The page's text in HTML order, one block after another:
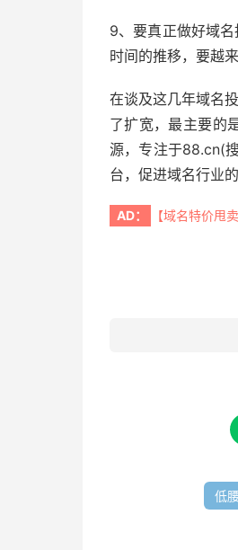
9、要真正做好域
时间的推移，要越来
在谈及这几年域名
了扩宽，最主要的
源，专注于88.cn(
台，促进域名行业的
AD： 【域名特价甩卖
低腰